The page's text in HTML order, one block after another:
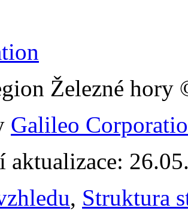
Železné hory
Galileo
aktualizace:
, Struktura